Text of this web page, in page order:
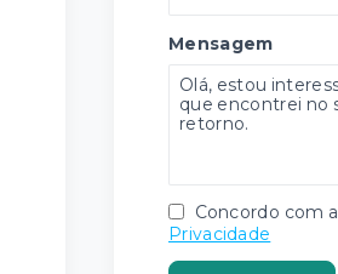
Mensagem
Concordo com a
Privacidade